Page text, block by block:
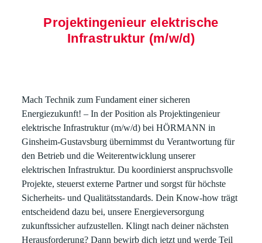
Projektingenieur elektrische
Infrastruktur (m/w/d)
Mach Technik zum Fundament einer sicheren
Energiezukunft! – In der Position als Projektingenieur
elektrische Infrastruktur (m/w/d) bei HÖRMANN in
Ginsheim-Gustavsburg übernimmst du Verantwortung für
den Betrieb und die Weiterentwicklung unserer
elektrischen Infrastruktur. Du koordinierst anspruchsvolle
Projekte, steuerst externe Partner und sorgst für höchste
Sicherheits- und Qualitätsstandards. Dein Know-how trägt
entscheidend dazu bei, unsere Energieversorgung
zukunftssicher aufzustellen. Klingt nach deiner nächsten
Herausforderung? Dann bewirb dich jetzt und werde Teil